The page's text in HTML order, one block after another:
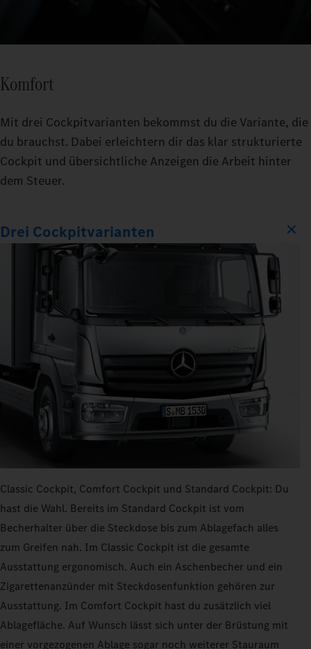
Komfort
Mit drei Cockpitvarianten bekommst du die Variante, die
du brauchst. Dabei erleichtern dir das klar strukturierte
Cockpit und übersichtliche Anzeigen die Arbeit hinter
dem Steuer.
Drei Cockpitvarianten
Classic Cockpit, Comfort Cockpit und Standard Cockpit: Du
hast die Wahl. Bereits im Standard Cockpit ist vom
Becherhalter über die Steckdose bis zum Ablagefach alles
zum Greifen nah. Im Classic Cockpit ist die gesamte
Ausstattung ergonomisch. Auch ein Aschenbecher und ein
Zigarettenanzünder mit Steckdosenfunktion gehören zur
Ausstattung. Im Comfort Cockpit hast du zusätzlich viel
Ablagefläche. Auf Wunsch lässt sich unter der Brüstung mit
einer vorgezogenen Ablage sogar noch weiterer Stauraum